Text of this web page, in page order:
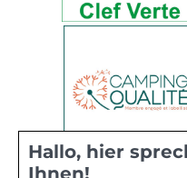
Hallo, hier
Ihnen!